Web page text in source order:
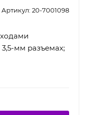
Артикул: 20-7001098
мм разъемах;